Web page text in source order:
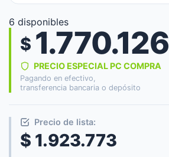
6 disponibles
$ 1.770.126
PRECIO ESPECIAL PC COMPRA
Pagando en efectivo,
transferencia bancaria o depósito
Precio de lista:
$ 1.923.773